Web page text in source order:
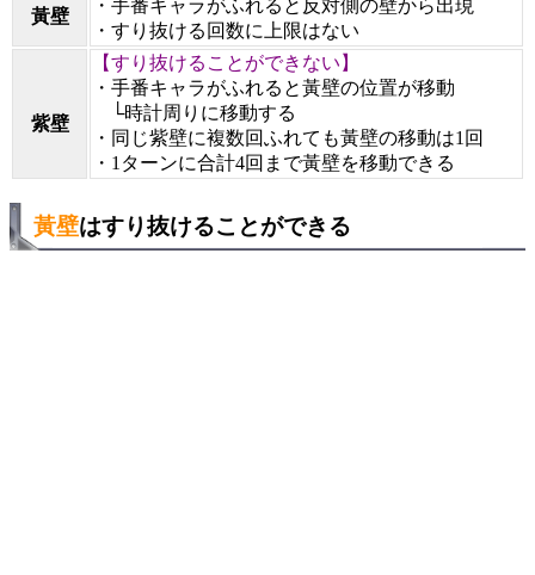
黃壁
・手番キャラがふれると反対側の壁から出現
・すり抜ける回数に上限はない
紫壁
【すり抜けることができない】
・手番キャラがふれると黃壁の位置が移動
└時計周りに移動する
・同じ紫壁に複数回ふれても黃壁の移動は1回
・1ターンに合計4回まで黃壁を移動できる
黃壁はすり抜けることができる